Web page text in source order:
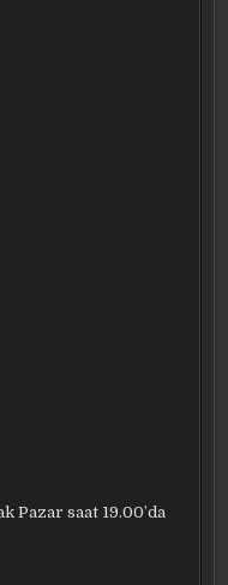
Pazar saat 19.00’da